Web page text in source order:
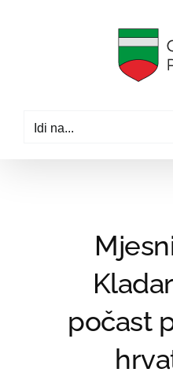
Idi na...
počast